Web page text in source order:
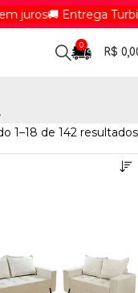
🚚 Entrega
0
R$
1–18 de 142 resultados